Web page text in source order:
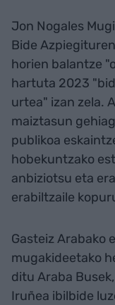
Jon Nogales
Bide
horien balantze
hartuta 2023
urtea" izan zela.
maiztasun
publikoa
hobekuntzako
anbiziotsu eta
erabiltzaile
Gasteiz Arabako
mugakideetako
ditu Araba
Iruñea ibilbide